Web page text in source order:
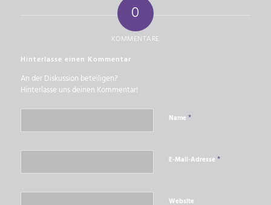
0
KOMMENTARE
Hinterlasse einen Kommentar
An der Diskussion beteiligen?
Hinterlasse uns deinen Kommentar!
Name *
E-Mail-Adresse *
Website